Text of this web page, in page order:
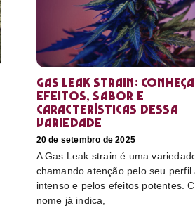
Gas Leak strain: conheça
efeitos, sabor e
características dessa
variedade
20 de setembro de 2025
A Gas Leak strain é uma
chamando atenção pelo seu perfil
intenso e pelos efeitos potentes.
nome já indica,